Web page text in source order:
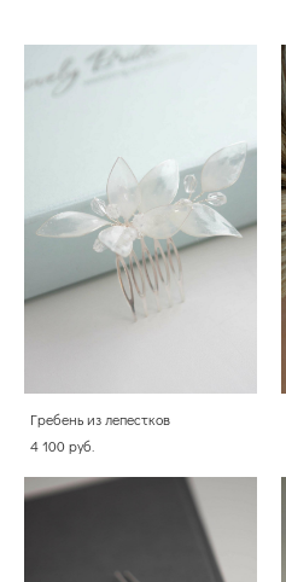
Гребень из лепестков
4 100 pуб.